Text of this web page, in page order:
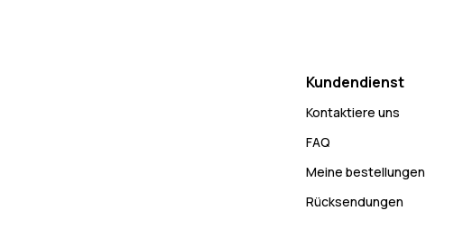
Kundendienst
Kontaktiere uns
FAQ
Meine bestellungen
Rücksendungen